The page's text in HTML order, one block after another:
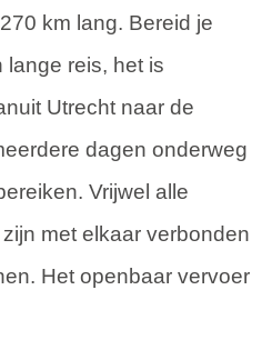
km lang. Bereid je
lange reis, het is
Utrecht naar de
dagen onderweg
Vrijwel alle
met elkaar verbonden
Het openbaar vervoer